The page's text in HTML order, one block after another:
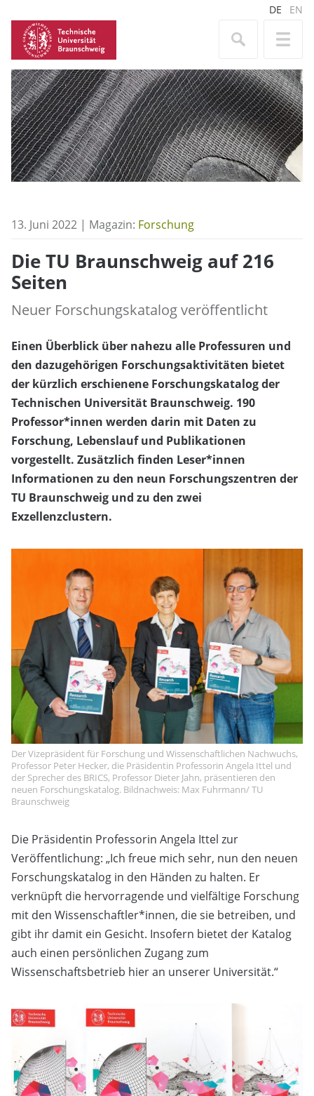
DE EN
13. Juni 2022 | Magazin: Forschung
Die TU Braunschweig auf 216
Seiten
Neuer Forschungskatalog veröffentlicht
Einen Überblick über nahezu alle Professuren und
den dazugehörigen Forschungsaktivitäten bietet
der kürzlich erschienene Forschungskatalog der
Technischen Universität Braunschweig. 190
Professor*innen werden darin mit Daten zu
Forschung, Lebenslauf und Publikationen
vorgestellt. Zusätzlich finden Leser*innen
Informationen zu den neun Forschungszentren der
TU Braunschweig und zu den zwei
Exzellenzclustern.
Der Vizepräsident für Forschung und Wissenschaftlichen Nachwuchs,
Professor Peter Hecker, die Präsidentin Professorin Angela Ittel und
der Sprecher des BRICS, Professor Dieter Jahn, präsentieren den
neuen Forschungskatalog. Bildnachweis: Max Fuhrmann/ TU
Braunschweig
Die Präsidentin Professorin Angela Ittel zur
Veröffentlichung: „Ich freue mich sehr, nun den neuen
Forschungskatalog in den Händen zu halten. Er
verknüpft die hervorragende und vielfältige Forschung
mit den Wissenschaftler*innen, die sie betreiben, und
gibt ihr damit ein Gesicht. Insofern bietet der Katalog
auch einen persönlichen Zugang zum
Wissenschaftsbetrieb hier an unserer Universität.“